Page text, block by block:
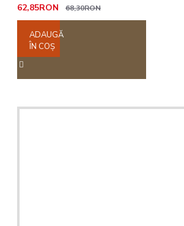
62,85RON
68,30RON
ADAUGĂ
ÎN COŞ